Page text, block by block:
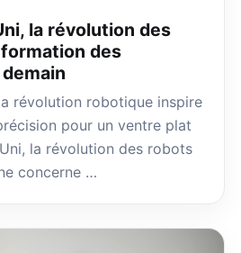
la révolution des
des
révolution robotique inspire
pour un ventre plat
la révolution des robots
concerne …